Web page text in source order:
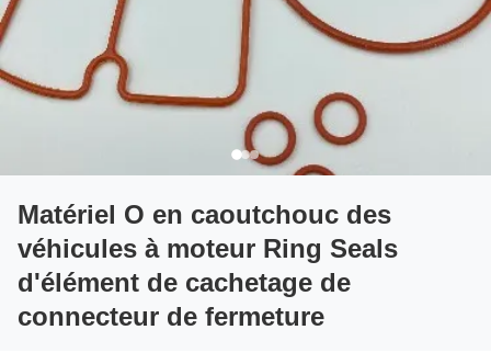
Matériel O en caoutchouc des
véhicules à moteur Ring Seals
d'élément de cachetage de
connecteur de fermeture